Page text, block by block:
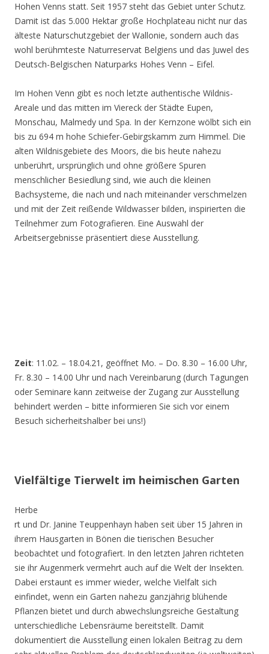
Hohen Venns statt. Seit 1957 steht das Gebiet unter Schutz.
Damit ist das 5.000 Hektar große Hochplateau nicht nur das
älteste Naturschutzgebiet der Wallonie, sondern auch das
wohl berühmteste Naturreservat Belgiens und das Juwel des
Deutsch-Belgischen Naturparks Hohes Venn – Eifel.
Im Hohen Venn gibt es noch letzte authentische Wildnis-
Areale und das mitten im Viereck der Städte Eupen,
Monschau, Malmedy und Spa. In der Kernzone wölbt sich ein
bis zu 694 m hohe Schiefer-Gebirgskamm zum Himmel. Die
alten Wildnisgebiete des Moors, die bis heute nahezu
unberührt, ursprünglich und ohne größere Spuren
menschlicher Besiedlung sind, wie auch die kleinen
Bachsysteme, die nach und nach miteinander verschmelzen
und mit der Zeit reißende Wildwasser bilden, inspirierten die
Teilnehmer zum Fotografieren. Eine Auswahl der
Arbeitsergebnisse präsentiert diese Ausstellung.
Zeit: 11.02. – 18.04.21, geöffnet Mo. – Do. 8.30 – 16.00 Uhr,
Fr. 8.30 – 14.00 Uhr und nach Vereinbarung (durch Tagungen
oder Seminare kann zeitweise der Zugang zur Ausstellung
behindert werden – bitte informieren Sie sich vor einem
Besuch sicherheitshalber bei uns!)
Vielfältige Tierwelt im heimischen Garten
Herbe
rt und Dr. Janine Teuppenhayn haben seit über 15 Jahren in
ihrem Hausgarten in Bönen die tierischen Besucher
beobachtet und fotografiert. In den letzten Jahren richteten
sie ihr Augenmerk vermehrt auch auf die Welt der Insekten.
Dabei erstaunt es immer wieder, welche Vielfalt sich
einfindet, wenn ein Garten nahezu ganzjährig blühende
Pflanzen bietet und durch abwechslungsreiche Gestaltung
unterschiedliche Lebensräume bereitstellt. Damit
dokumentiert die Ausstellung einen lokalen Beitrag zu dem